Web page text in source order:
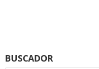
BUSCADOR